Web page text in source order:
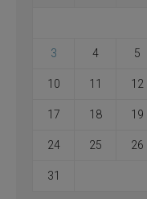
3 4 5
10 11 12
17 18 19
24 25 26
31